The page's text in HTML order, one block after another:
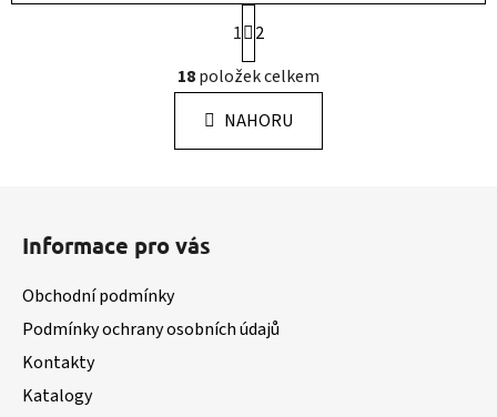
O
v
l
á
d
k
S
t
r
á
n
k
1
2
18položek celkem
NAHORU
Informace pro vás
Obchodní podmínky
Podmínky ochrany osobních údajů
Kontakty
Katalogy